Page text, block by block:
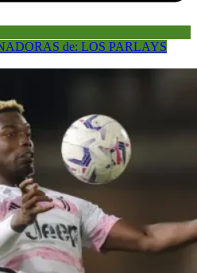
de: LOS PARLAYS